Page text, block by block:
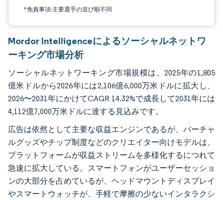
*免責事項:主要選手の並び順不同
Mordor Intelligenceによるソーシャルネットワ
ーキング市場分析
ソーシャルネットワーキング市場規模は、2025年の1,805
億米ドルから2026年には2,106億6,000万米ドルに拡大し、
2026〜2031年にかけてCAGR 14.32%で成長して2031年には
4,112億7,000万米ドルに達する見込みです。
広告は依然として主要な収益エンジンであるが、バーチャ
ルグッズやチップ制度などのクリエイター向けモデルは、
プラットフォームが収益ストリームを多様化するにつれて
急速に拡大している。スマートフォンがユーザーセッショ
ンの大部分を占めているが、ヘッドマウントディスプレイ
やスマートウォッチが、手軽で摩擦の少ないインタラクシ